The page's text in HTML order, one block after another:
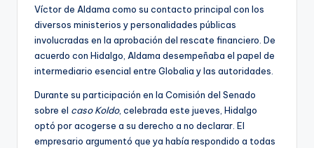
Víctor de Aldama como su contacto principal con los
diversos ministerios y personalidades públicas
involucradas en la aprobación del rescate financiero. De
acuerdo con Hidalgo, Aldama desempeñaba el papel de
intermediario esencial entre Globalia y las autoridades.
Durante su participación en la Comisión del Senado
sobre el caso Koldo, celebrada este jueves, Hidalgo
optó por acogerse a su derecho a no declarar. El
empresario argumentó que ya había respondido a todas